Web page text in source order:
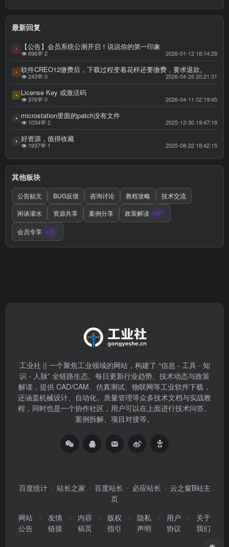
最新回复
• 【公告】会员系统公测开启！说说你的第一印象
👁 696💬 2 2026-01-12 18:14:28
• 软件CREO12缴费后，下载过程变着花样还要缴费，要求退款。
👁 243💬 0 2026-04-26 20:21:31
• License Key 或激活码
👁 376💬 0 2026-04-11 02:19:45
• microstation里面的patch没有文件
👁 1034💬 2 2025-12-30 19:47:19
• 好资源，值得收藏
👁 1937💬 1 2025-08-22 18:42:15
其他板块
公告贴文 BUG反馈 咨询讨论 教程攻略
技术交流
闲谈灌水
资源共享 案例分享 政策解读 VIP
会员专享 VIP
工业社 || 一个聚焦工业领域的网站，构建了 “信息 - 工具 - 知
识 - 人脉” 全链路生态。每日更新行业趋势、技术动态与政策
解读，提供 CAD/CAM、仿真测试、物联网等工业软件下载，
还涵盖机械设计、自动化、质量管理等众多技术文档与实战教
程，同时也是一个协作社区，用户可以在上面进行技术问答、
案例拆解、项目对接等。
百度统计 站长之家 百度站长 必应站长
云之窗B站主
页
网站
公告
友情
链接
内容
稿页
版权
指引
隐私
声明
用户
协议
关于
我们